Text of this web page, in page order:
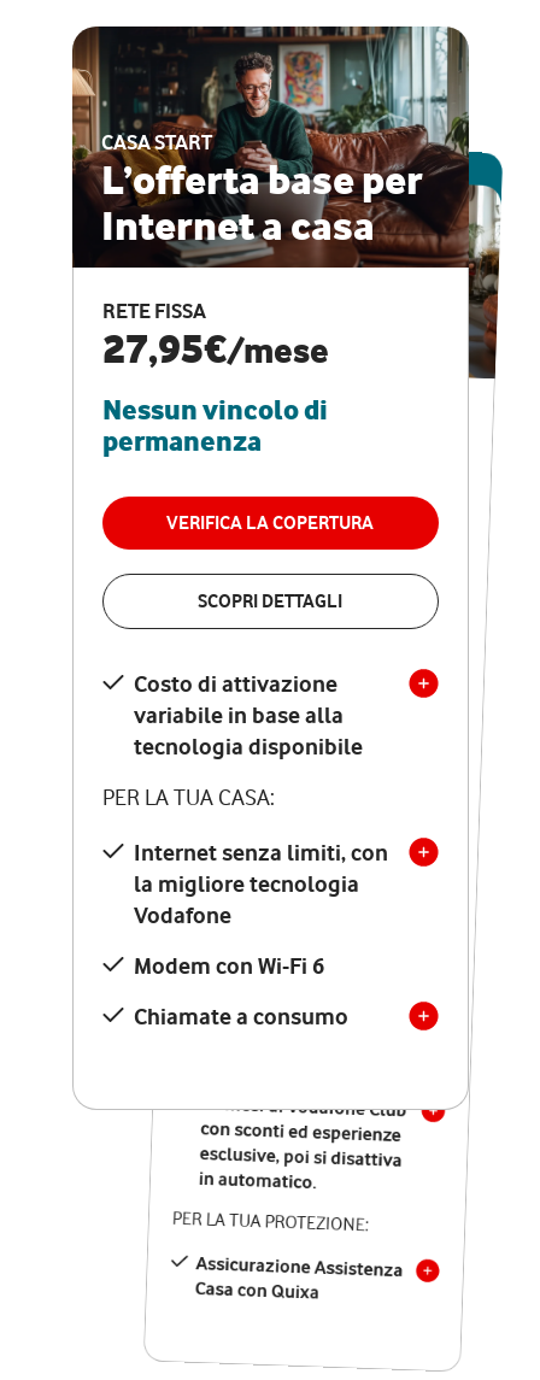
CASA START
L’offerta base per
Internet a casa
RETE FISSA
27,95€/mese
Nessun vincolo di
permanenza
VERIFICA LA COPERTURA
SCOPRI DETTAGLI
Costo di attivazione
variabile in base alla
tecnologia disponibile
PER LA TUA CASA:
Internet senza limiti, con
la migliore tecnologia
Vodafone
Modem con Wi-Fi 6
Chiamate a consumo
ESCLUSIVA ONLINE
CASA PRO
Internet veloce e
vantaggi speciali
RETE FISSA + VODAFONE CLUB
29,95€
permanenza
VERIFICA LA COPERTURA
Costo di attivazione
variabile in base alla
tecnologia disponibile
PER LA TUA CASA:
Internet senza limiti, con
la migliore tecnologia
Vodafone
Modem Seven con Wi-Fi 7
Chiamate illimitate verso
numeri fissi e mobili
nazionali
12 mesi di Vodafone Club
con sconti ed esperienze
esclusive, poi si disattiva
in automatico.
PER LA TUA PROTEZIONE:
Assicurazione Assistenza
Casa con Quixa